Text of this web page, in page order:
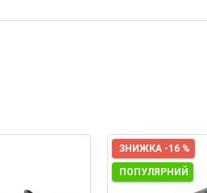
ЗНИЖКА -16 %
ПОПУЛЯРНИЙ